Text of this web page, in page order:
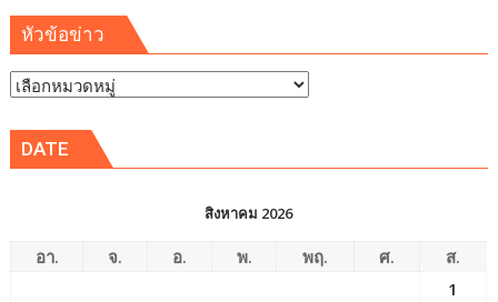
หัวข้อข่าว
หัวข้อ
DATE
สิงหาคม 2026
อา. จ. อ. พ. พฤ. ศ.
ส.
1